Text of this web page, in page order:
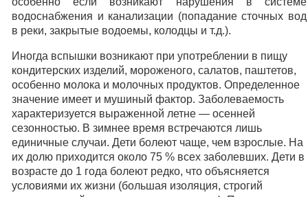
водоснабжения и канализации (попадание сточных вод
в реки, закрытые водоемы, колодцы и т.д.).
Иногда вспышки возникают при употреблении в пищу
кондитерских изделий, мороженого, салатов, паштетов,
особенно молока и молочных продуктов. Определенное
значение имеет и мушиный фактор. Заболеваемость
характеризуется выраженной летне — осенней
сезонностью. В зимнее время встречаются лишь
единичные случаи. Дети болеют чаще, чем взрослые. На
их долю приходится около 75 % всех заболевших. Дети в
возрасте до 1 года болеют редко, что объясняется
условиями их жизни (большая изоляция, строгий